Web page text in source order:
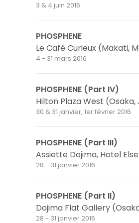
3 & 4 juin 2016
PHOSPHENE
Le Café Curieux (Makati,
4 - 31 mars 2016
PHOSPHENE (Part IV)
Hilton Plaza West
30 & 31 janvier, 1er février 2016
PHOSPHENE (Part III)
Assiette Dojima, Hotel
28 - 31 janvier 2016
PHOSPHENE (Part II)
Dojima Flat Gallery
28 - 31 janvier 2016